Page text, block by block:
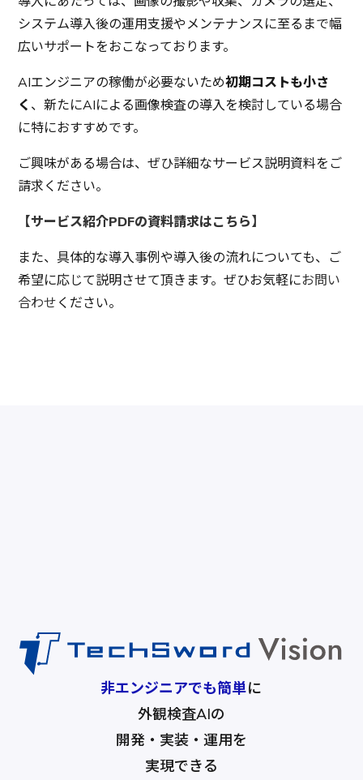
システム導入後の運用支援やメンテナンスに至るまで幅
広いサポートをおこなっております。
AIエンジニアの稼働が必要ないため初期コストも小さ
く 、新たにAIによる画像検査の導入を検討している場合
に特におすすめです。
ご興味がある場合は、ぜひ詳細なサービス説明資料をご
請求ください。
【サービス紹介PDFの資料請求はこちら】
また、具体的な導入事例や導入後の流れについても、ご
希望に応じて説明させて頂きます。ぜひお気軽にお問い
合わせください。
非エンジニアでも簡単に
外観検査AIの
開発・実装・運用を
実現できる